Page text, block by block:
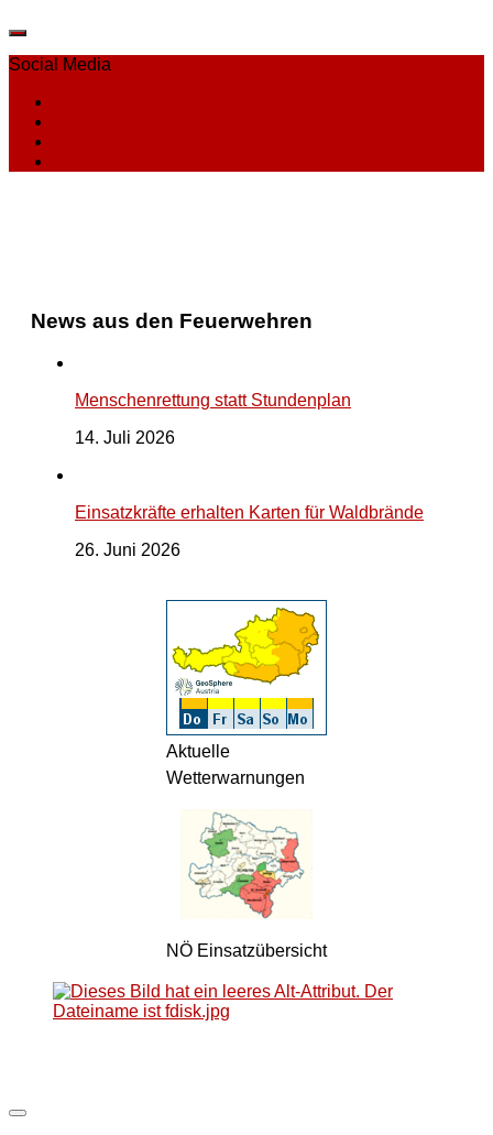
Social Media
News aus den Feuerwehren
Menschenrettung statt Stundenplan
14. Juli 2026
Einsatzkräfte erhalten Karten für Waldbrände
26. Juni 2026
Aktuelle
Wetterwarnungen
NÖ Einsatzübersicht